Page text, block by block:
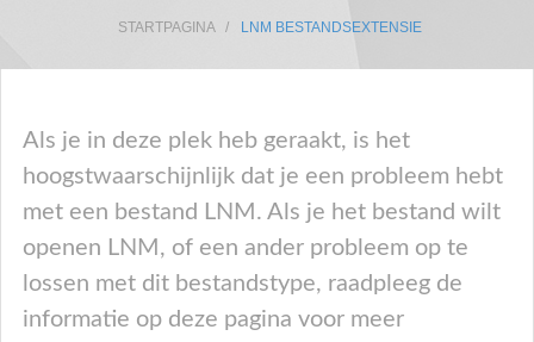
STARTPAGINA LNM BESTANDSEXTENSIE
Als je in deze plek heb geraakt, is het
hoogstwaarschijnlijk dat je een probleem hebt
met een bestand LNM. Als je het bestand wilt
openen LNM, of een ander probleem op te
lossen met dit bestandstype, raadpleeg de
informatie op deze pagina voor meer